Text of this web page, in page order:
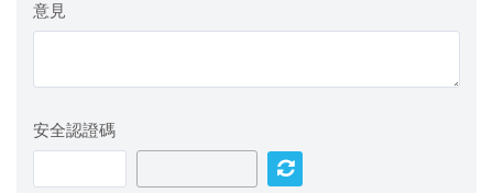
意見
安全認證碼